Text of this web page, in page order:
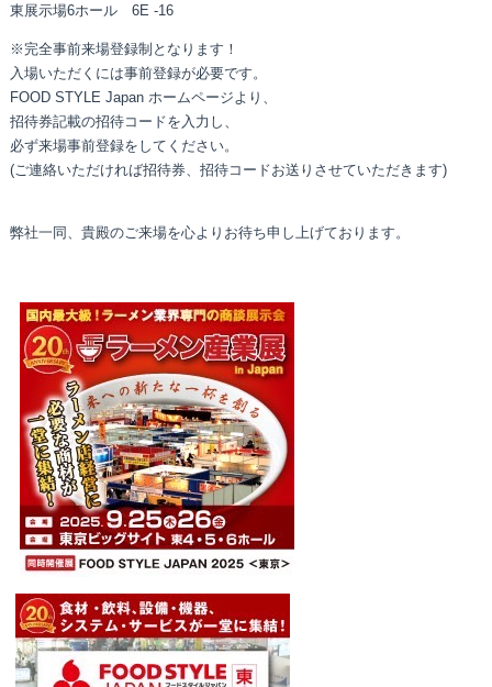
東展示場6ホール 6E -16
※完全事前来場登録制となります！
入場いただくには事前登録が必要です。
FOOD STYLE Japan ホームページより、
招待券記載の招待コードを入力し、
必ず来場事前登録をしてください。
(ご連絡いただければ招待券、招待コードお送りさせていただきます)
弊社一同、貴殿のご来場を心よりお待ち申し上げております。